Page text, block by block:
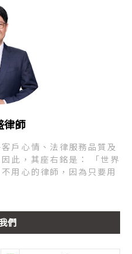
律師
戶心情、法律服務品質及
此，其座右銘是： 「世界
用心的律師，因為只要用
們